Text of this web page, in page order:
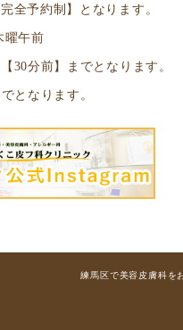
全予約制】となります。
曜午前
30分前】までとなります。
となります。
練馬区で美容皮膚科を